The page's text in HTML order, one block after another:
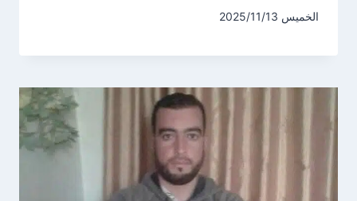
الخميس 2025/11/13